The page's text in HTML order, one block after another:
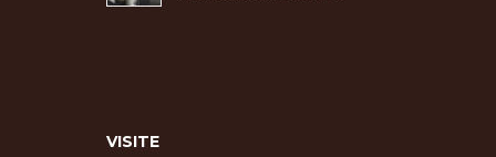
VISITE